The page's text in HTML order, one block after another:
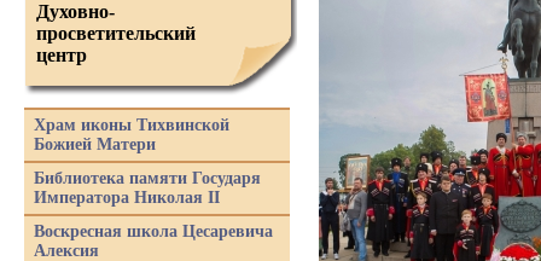
Духовно-
просветительский
центр
Храм иконы Тихвинской
Божией Матери
Библиотека памяти Государя
Императора Николая II
Воскресная школа Цесаревича
Алексия